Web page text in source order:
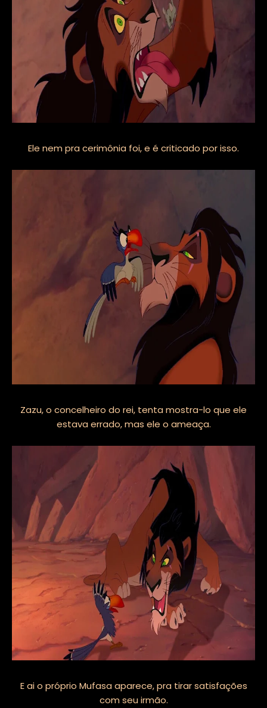
Ele nem pra cerimônia foi, e é criticado por isso.
Zazu, o concelheiro do rei, tenta mostra-lo que ele
estava errado, mas ele o ameaça.
E ai o próprio Mufasa aparece, pra tirar satisfações
com seu irmão.